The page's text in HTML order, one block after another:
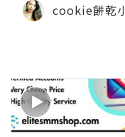
cookie餅乾